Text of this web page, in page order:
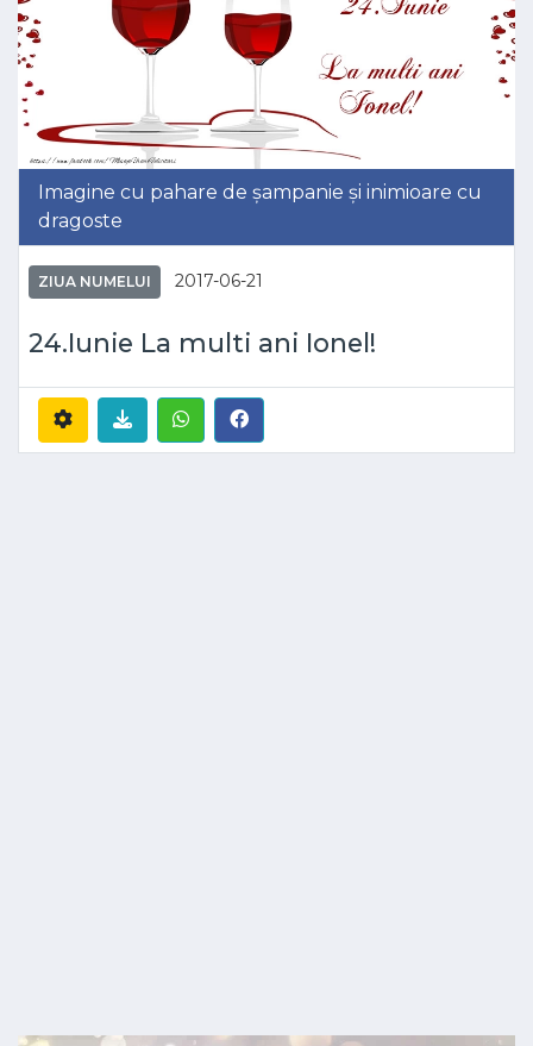
Imagine cu pahare de șampanie și inimioare cu
dragoste
ZIUA NUMELUI 2017-06-21
24.Iunie La multi ani Ionel!